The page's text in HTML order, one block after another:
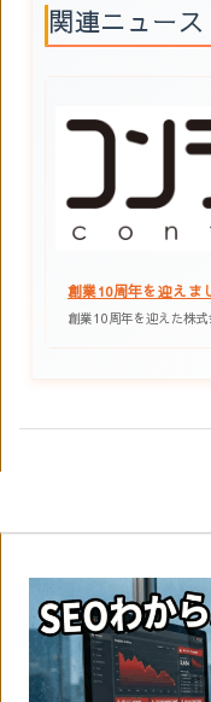
関連ニュース
ルは、SEO・LLM…
‹